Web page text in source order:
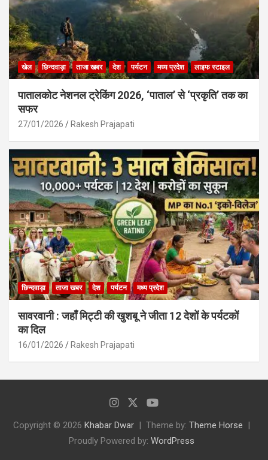
खेल छिन्दवाड़ा ताजा खबर देश पर्यटन मध्य प्रदेश लाइफ स्टाइल
पातालकोट नेशनल ट्रेकिंग 2026, ‘पाताल’ से ‘प्रकृति’ तक का
सफर
27/01/2026 Rakesh Prajapati
छिन्दवाड़ा ताजा खबर देश पर्यटन मध्य प्रदेश
सावरवानी : जहाँ मिट्टी की खुशबू ने जीता 12 देशों के पर्यटकों
का दिल
16/01/2026 Rakesh Prajapati
Copyright © 2026 Khabar Dwar Theme by: Theme Horse
Proudly Powered by: WordPress